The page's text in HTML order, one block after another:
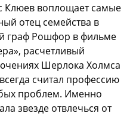
Клюев воплощает самые
отец семейства в
граф Рошфор в фильме
расчетливый
Шерлока Холмса
считал профессию
проблем. Именно
звезде отвлечься от